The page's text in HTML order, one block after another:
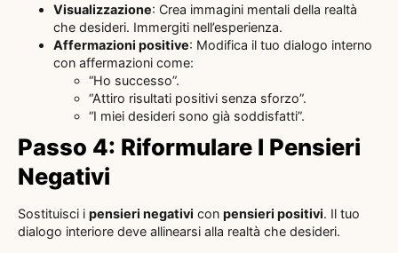
Visualizzazione: Crea immagini mentali della realtà
che desideri. Immergiti nell’esperienza.
Affermazioni positive: Modifica il tuo dialogo interno
con affermazioni come:
“Ho successo”.
“Attiro risultati positivi senza sforzo”.
“I miei desideri sono già soddisfatti”.
Passo 4: Riformulare I Pensieri
Negativi
Sostituisci i pensieri negativi con pensieri positivi. Il tuo
dialogo interiore deve allinearsi alla realtà che desideri.